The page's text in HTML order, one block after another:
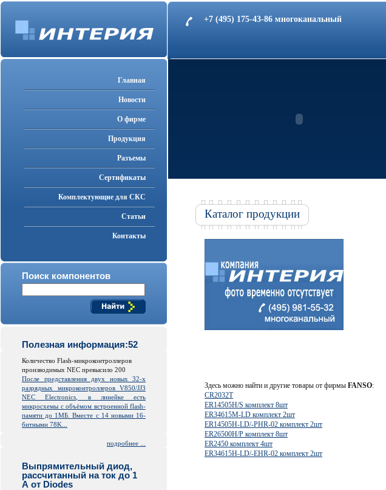
+7 (495) 175-43-86 многоканальный
Главная
Новости
О фирме
Продукция
Разъемы
Cертификаты
Комплектующие для СКС
Статьи
Контакты
Поиск компонентов
Полезная информация:52
Количество Flash-микроконтроллеров
производимых NEC превысило 200
После представления двух новых 32-х
разрядных микроконтроллеров V850/JJ3
NEC Electronics, в линейке есть
микросхемы с объёмом встроенной flash-
памяти до 1МБ. Вместе с 14 новыми 16-
битными 78K...
подробнее ...
Выпрямительный диод,
рассчитанный на ток до 1
А от Diodes
Каталог продукции
Здесь можно найти и другие товары от фирмы FANSO:
CR2032T
ER14505H/S комплект 8шт
ER34615M-LD комплект 2шт
ER14505H-LD/-PHR-02 комплект 2шт
ER26500H/P комплект 8шт
ER2450 комплект 4шт
ER34615H-LD/-EHR-02 комплект 2шт